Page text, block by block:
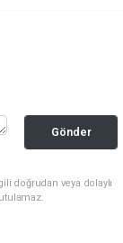
Gönder
doğrudan veya dolaylı